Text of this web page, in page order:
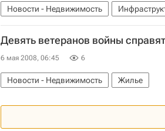
Новости - Недвижимость
Девять ветеранов войны
6 мая 2008, 06:45 6
Новости - Недвижимость Жилье